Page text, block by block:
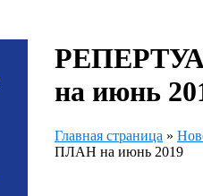
на июнь
Главная страница »
ПЛАН на июнь 2019